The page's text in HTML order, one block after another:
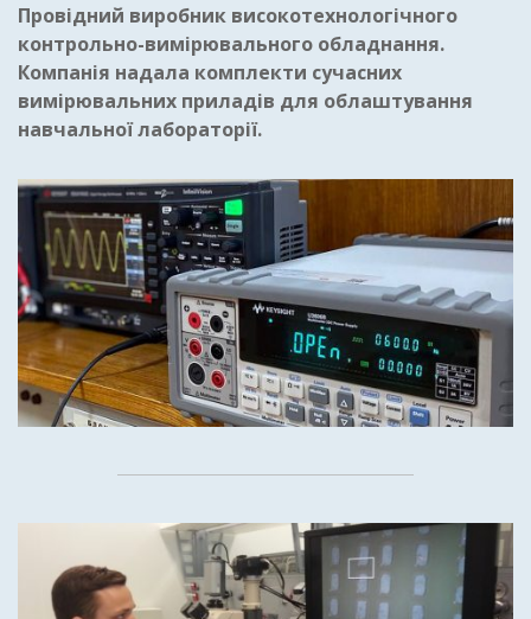
Провідний виробник високотехнологічного
контрольно-вимірювального обладнання.
Компанія надала комплекти сучасних
вимірювальних приладів для облаштування
навчальної лабораторії.